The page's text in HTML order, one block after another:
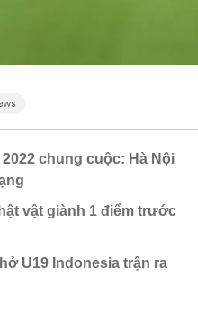
chung cuộc: Hà Nội
vật giành 1 điểm trước
U19 Indonesia trận ra